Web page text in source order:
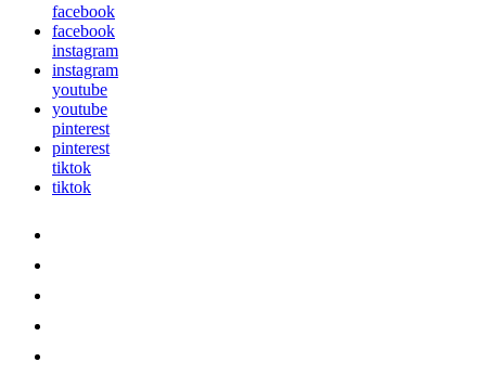
facebook
facebook
instagram
instagram
youtube
youtube
pinterest
pinterest
tiktok
tiktok